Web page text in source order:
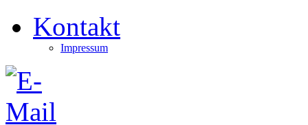
Kontakt
Impressum